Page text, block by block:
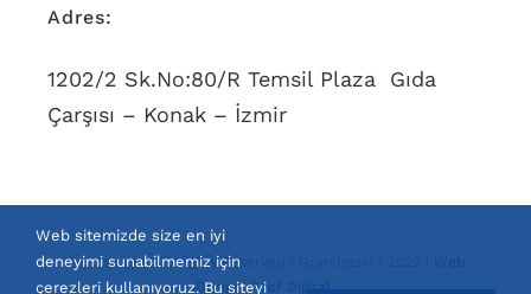
Adres:
1202/2 Sk.No:80/R Temsil Plaza Gıda
Çarşısı – Konak – İzmir
© Copyright All Rights Reserved | Grandstarr | 2022 |
Web
Design: Roof Digital
Web sitemizde size en iyi
deneyimi sunabilmemiz için
çerezleri kullanıyoruz. Bu siteyi